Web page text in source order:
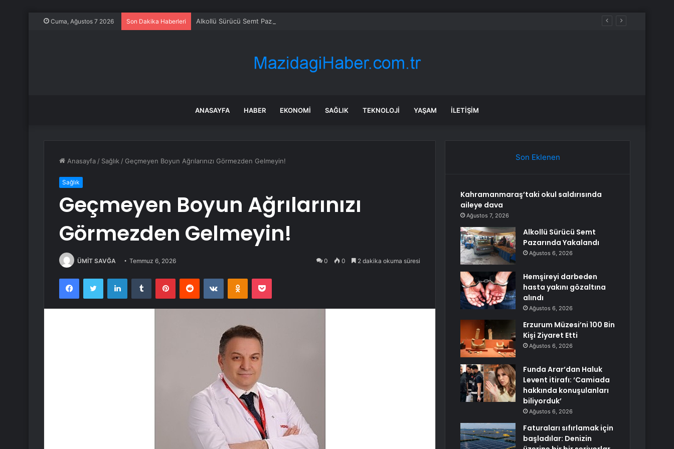
Cuma, Ağustos 7 2026 Son Dakika Haberleri Alkollü Sürücü Semt Pazarında Yakalandı
ANASAYFA HABER EKONOMI SAĞLIK TEKNOLOJI YAŞAM İLETIŞIM
Anasayfa / Sağlık / Geçmeyen Boyun Ağrılarınızı Görmezden Gelmeyin!
Sağlık
Geçmeyen Boyun Ağrılarınızı
Görmezden Gelmeyin!
ÜMİT SAVĞA Temmuz 6, 2026 0 0 2 dakika okuma süresi
FacebookTwitter LinkedInTumblr PinterestReddit VKontakteOdnoklassniki
Pocket
Son Eklenen
Kahramanmaraş’taki okul saldırısında
aileye dava
Ağustos 7, 2026
Alkollü Sürücü Semt
Pazarında Yakalandı
Ağustos 6, 2026
Hemşireyi darbeden
hasta yakını gözaltına
alındı
Ağustos 6, 2026
Erzurum Müzesi’ni 100 Bin
Kişi Ziyaret Etti
Ağustos 6, 2026
Funda Arar’dan Haluk
Levent itirafı: ‘Camiada
hakkında konuşulanları
biliyorduk’
Ağustos 6, 2026
Faturaları sıfırlamak için
başladılar: Denizin